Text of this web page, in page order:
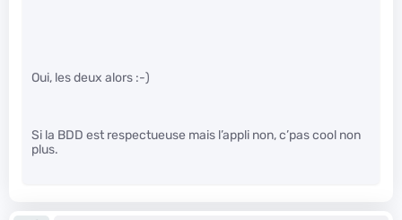
Oui, les deux alors :-)
Si la BDD est respectueuse mais l’appli non, c’pas cool non
plus.